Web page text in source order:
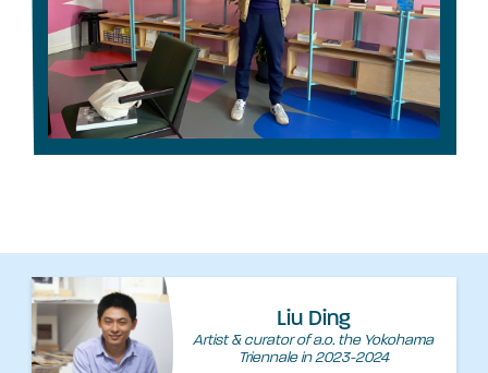
Liu Ding
Artist & curator of a.o. the Yokohama
Triennale in 2023-2024